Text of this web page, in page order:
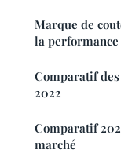
Marque de
la
Comparatif
2022
Comparatif
marché